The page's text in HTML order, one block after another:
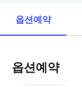
옵션예약
옵션예약